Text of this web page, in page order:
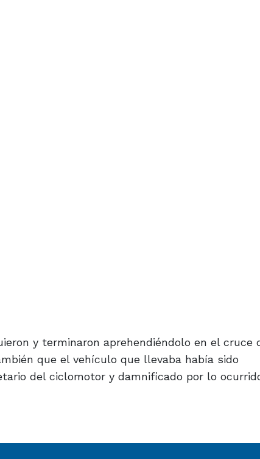
que el vehículo que llevaba había sido
del ciclomotor y damnificado por lo ocurrido.